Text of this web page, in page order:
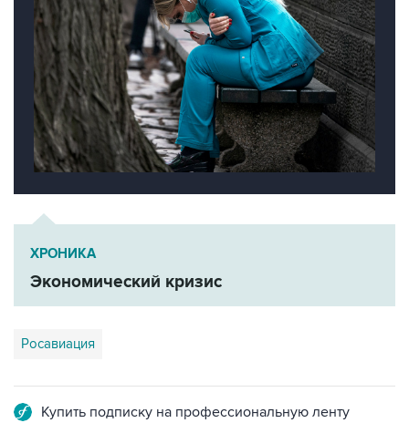
ХРОНИКА
Экономический кризис
Росавиация
Купить подписку на профессиональную ленту